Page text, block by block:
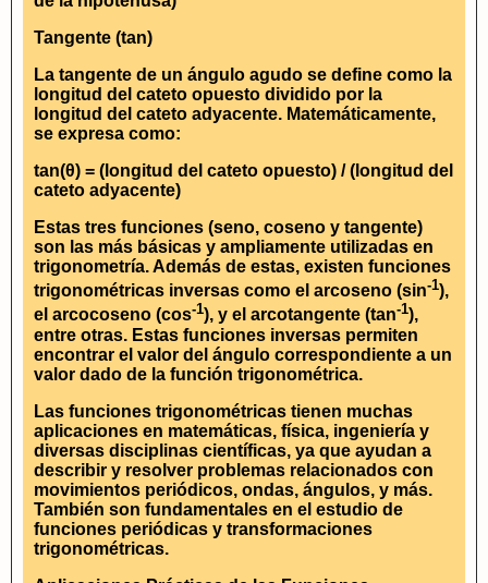
Tangente (tan)
La tangente de un ángulo agudo se define como la
longitud del cateto opuesto dividido por la
longitud del cateto adyacente. Matemáticamente,
se expresa como:
tan(θ) = (longitud del cateto opuesto) / (longitud del
cateto adyacente)
Estas tres funciones (seno, coseno y tangente)
son las más básicas y ampliamente utilizadas en
trigonometría. Además de estas, existen funciones
trigonométricas inversas como el arcoseno (sin-1),
el arcocoseno (cos-1), y el arcotangente (tan-1),
entre otras. Estas funciones inversas permiten
encontrar el valor del ángulo correspondiente a un
valor dado de la función trigonométrica.
Las funciones trigonométricas tienen muchas
aplicaciones en matemáticas, física, ingeniería y
diversas disciplinas científicas, ya que ayudan a
describir y resolver problemas relacionados con
movimientos periódicos, ondas, ángulos, y más.
También son fundamentales en el estudio de
funciones periódicas y transformaciones
trigonométricas.